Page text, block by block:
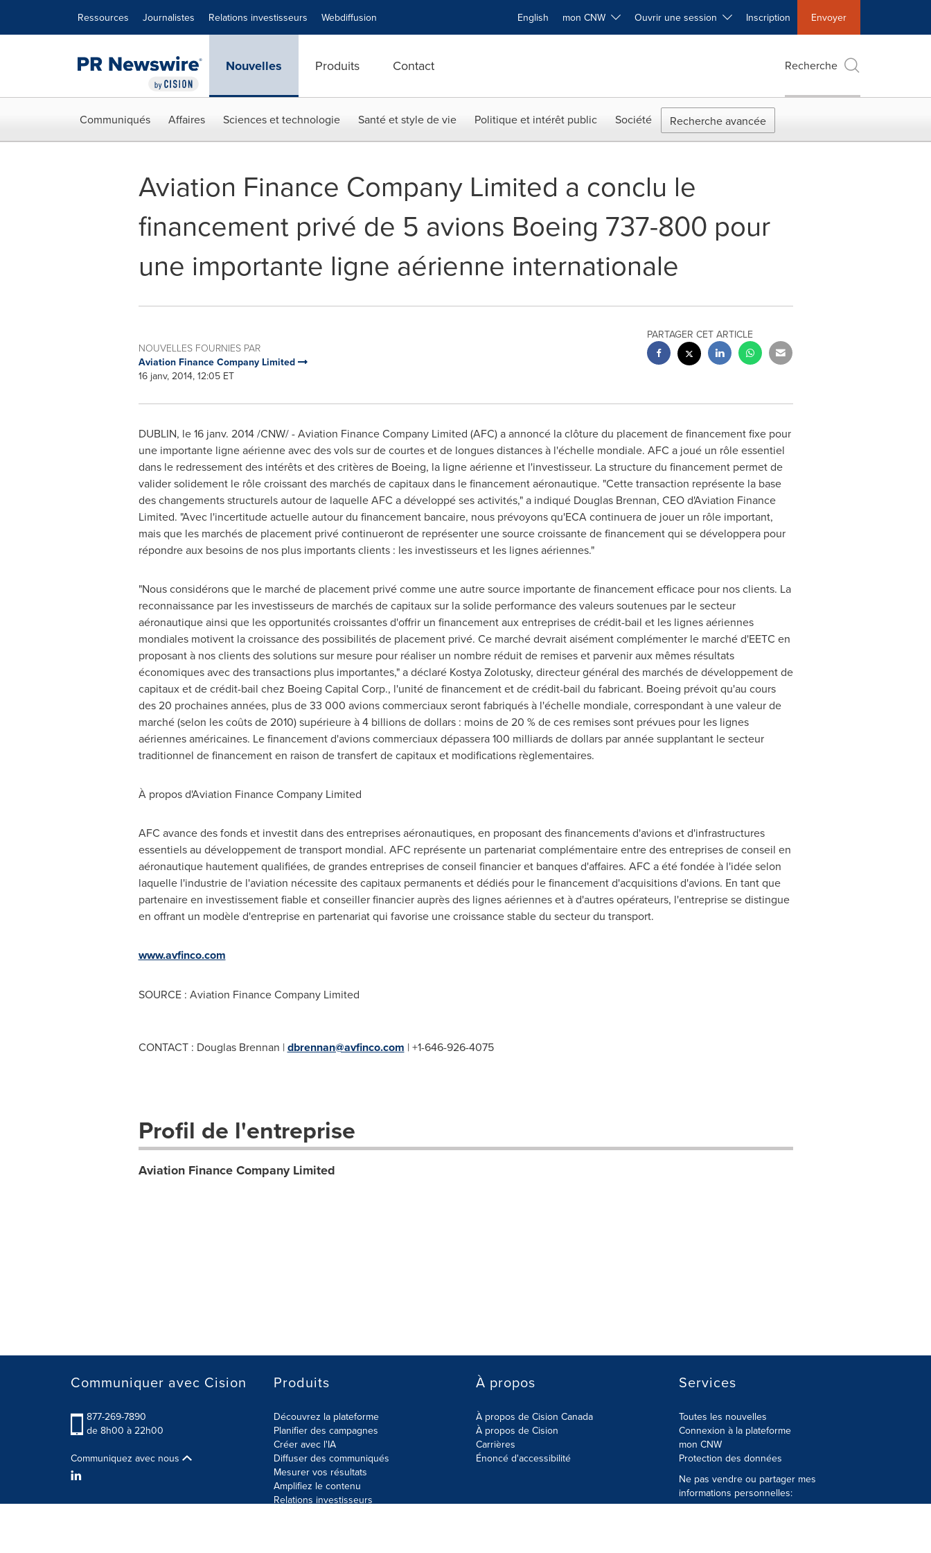
Ressources Journalistes Relations investisseurs Webdiffusion English mon CNW Ouvrir une session Inscription Envoyer
Nouvelles Produits Contact Recherche
Communiqués Affaires Sciences et technologie Santé et style de vie Politique et intérêt public Société Recherche avancée
Aviation Finance Company Limited a conclu le
financement privé de 5 avions Boeing 737-800 pour
une importante ligne aérienne internationale
NOUVELLES FOURNIES PAR
Aviation Finance Company Limited
16 janv, 2014, 12:05 ET
PARTAGER CET ARTICLE
DUBLIN, le 16 janv. 2014 /CNW/ - Aviation Finance Company Limited (AFC) a annoncé la clôture du placement de financement fixe pour
une importante ligne aérienne avec des vols sur de courtes et de longues distances à l'échelle mondiale. AFC a joué un rôle essentiel
dans le redressement des intérêts et des critères de Boeing, la ligne aérienne et l'investisseur. La structure du financement permet de
valider solidement le rôle croissant des marchés de capitaux dans le financement aéronautique. "Cette transaction représente la base
des changements structurels autour de laquelle AFC a développé ses activités," a indiqué Douglas Brennan, CEO d'Aviation Finance
Limited. "Avec l'incertitude actuelle autour du financement bancaire, nous prévoyons qu'ECA continuera de jouer un rôle important,
mais que les marchés de placement privé continueront de représenter une source croissante de financement qui se développera pour
répondre aux besoins de nos plus importants clients : les investisseurs et les lignes aériennes."
"Nous considérons que le marché de placement privé comme une autre source importante de financement efficace pour nos clients. La
reconnaissance par les investisseurs de marchés de capitaux sur la solide performance des valeurs soutenues par le secteur
aéronautique ainsi que les opportunités croissantes d'offrir un financement aux entreprises de crédit-bail et les lignes aériennes
mondiales motivent la croissance des possibilités de placement privé. Ce marché devrait aisément complémenter le marché d'EETC en
proposant à nos clients des solutions sur mesure pour réaliser un nombre réduit de remises et parvenir aux mêmes résultats
économiques avec des transactions plus importantes," a déclaré Kostya Zolotusky, directeur général des marchés de développement de
capitaux et de crédit-bail chez Boeing Capital Corp., l'unité de financement et de crédit-bail du fabricant. Boeing prévoit qu'au cours
des 20 prochaines années, plus de 33 000 avions commerciaux seront fabriqués à l'échelle mondiale, correspondant à une valeur de
marché (selon les coûts de 2010) supérieure à 4 billions de dollars : moins de 20 % de ces remises sont prévues pour les lignes
aériennes américaines. Le financement d'avions commerciaux dépassera 100 milliards de dollars par année supplantant le secteur
traditionnel de financement en raison de transfert de capitaux et modifications règlementaires.
À propos d'Aviation Finance Company Limited
AFC avance des fonds et investit dans des entreprises aéronautiques, en proposant des financements d'avions et d'infrastructures
essentiels au développement de transport mondial. AFC représente un partenariat complémentaire entre des entreprises de conseil en
aéronautique hautement qualifiées, de grandes entreprises de conseil financier et banques d'affaires. AFC a été fondée à l'idée selon
laquelle l'industrie de l'aviation nécessite des capitaux permanents et dédiés pour le financement d'acquisitions d'avions. En tant que
partenaire en investissement fiable et conseiller financier auprès des lignes aériennes et à d'autres opérateurs, l'entreprise se distingue
en offrant un modèle d'entreprise en partenariat qui favorise une croissance stable du secteur du transport.
www.avfinco.com
SOURCE : Aviation Finance Company Limited
CONTACT : Douglas Brennan |dbrennan@avfinco.com | +1-646-926-4075
Profil de l'entreprise
Aviation Finance Company Limited
Communiquer avec Cision
877-269-7890
de 8h00 à 22h00
Communiquez avec nous
Produits
Découvrez la plateforme
Planifier des campagnes
Créer avec l'IA
Diffuser des communiqués
Mesurer vos résultats
Amplifiez le contenu
Relations investisseurs
À propos
À propos de Cision Canada
À propos de Cision
Carrières
Énoncé d'accessibilité
Services
Toutes les nouvelles
Connexion à la plateforme
mon CNW
Protection des données
Ne pas vendre ou partager mes
informations personnelles: